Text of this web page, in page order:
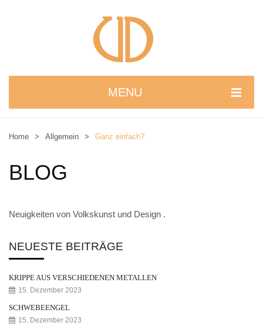
MENU
alle Produkte
Kreativbaukasten
Home > Allgemein > Ganz einfach?
BLOG
Neuigkeiten von Volkskunst und Design .
NEUESTE BEITRÄGE
KRIPPE AUS VERSCHIEDENEN METALLEN
15. Dezember 2023
SCHWEBEENGEL
15. Dezember 2023